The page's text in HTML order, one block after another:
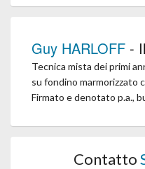
Guy HARLOFF -
Tecnica mista dei primi
su fondino marmorizzato
Firmato e denotato p.a.,
Contatto